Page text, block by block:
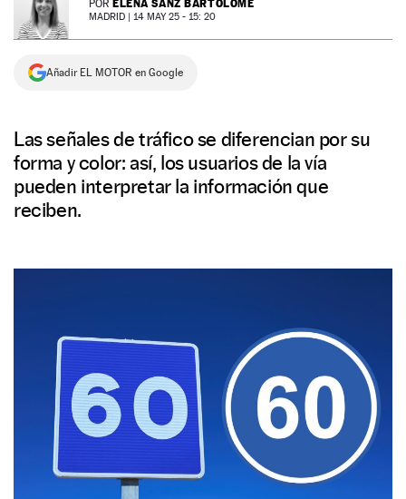
NEWSLETTER
SÍGUENOS
POR ELENA SANZ BARTOLOMÉ
MADRID | 14 MAY 25 - 15: 20
Añadir EL MOTOR en Google
Las señales de tráfico se diferencian por su
forma y color: así, los usuarios de la vía
pueden interpretar la información que
reciben.